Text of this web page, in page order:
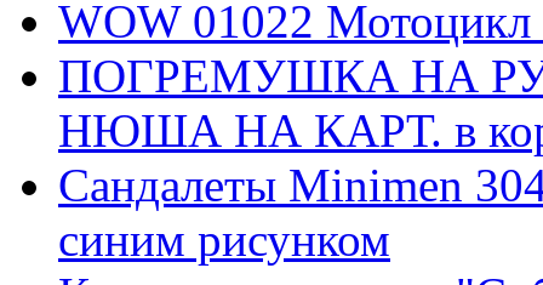
WOW 01022
ПОГРЕМУШКА НА
НЮША НА КАРТ. в
Сандалеты Minimen
синим рисунком